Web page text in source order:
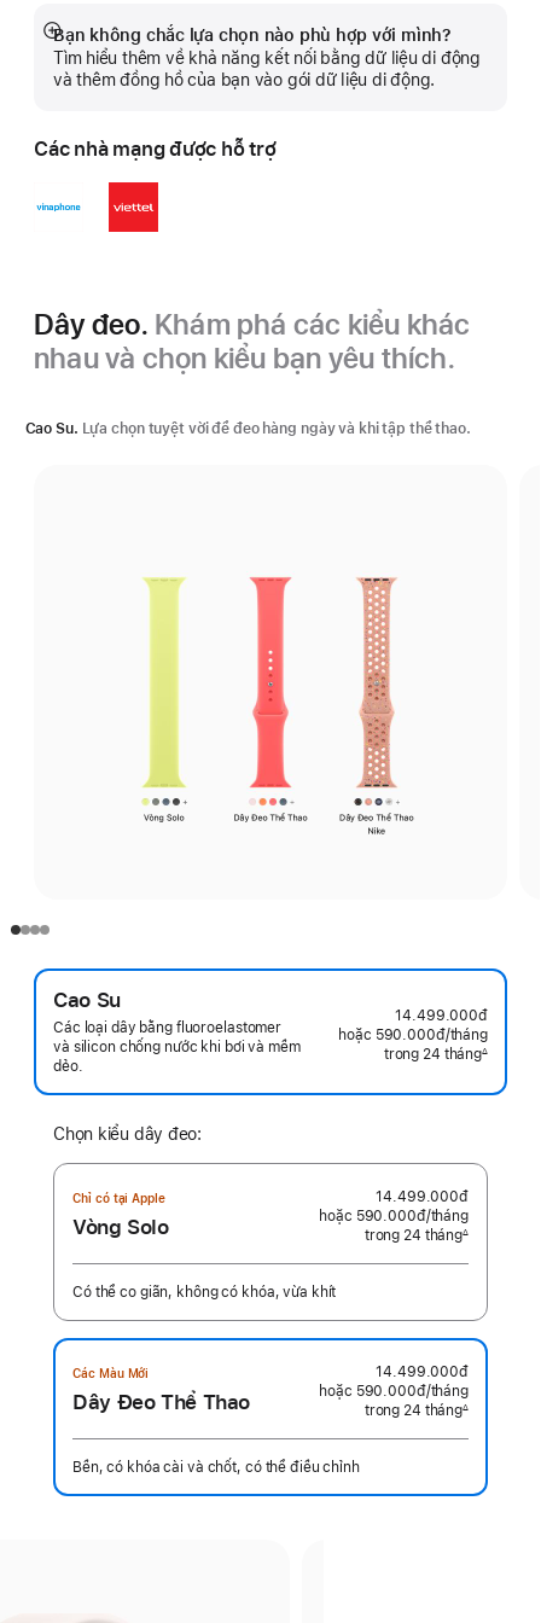
Bạn không chắc lựa chọn nào phù hợp với mình?
Tìm hiểu thêm về khả năng kết nối bằng dữ liệu di động
và thêm đồng hồ của bạn vào gói dữ liệu di động.
Hiển
thị
thêm
Các nhà mạng được hỗ trợ
Dây đeo. Khám phá các kiểu khác
nhau và chọn kiểu bạn yêu thích.
Cao Su. Lựa chọn tuyệt vời để đeo hàng ngày và khi tập thể thao.
Cao Su
Các loại dây bằng fluoroelastomer
và silicon chống nước khi bơi và mềm
dẻo.
14.499.000đ
hoặc 590.000đ/tháng
trong 24 tháng∆
Chọn kiểu dây đeo:
Chỉ có tại Apple
Vòng Solo
14.499.000đ
hoặc 590.000đ/tháng
trong 24 tháng∆
Có thể co giãn, không có khóa, vừa khít
Các Màu Mới
Dây Đeo Thể Thao
14.499.000đ
hoặc 590.000đ/tháng
trong 24 tháng∆
Bền, có khóa cài và chốt, có thể điều chỉnh